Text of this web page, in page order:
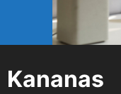
Kananas